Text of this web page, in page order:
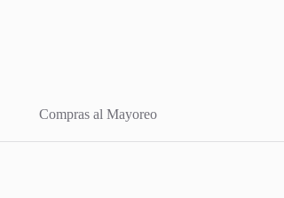
Compras al Mayoreo